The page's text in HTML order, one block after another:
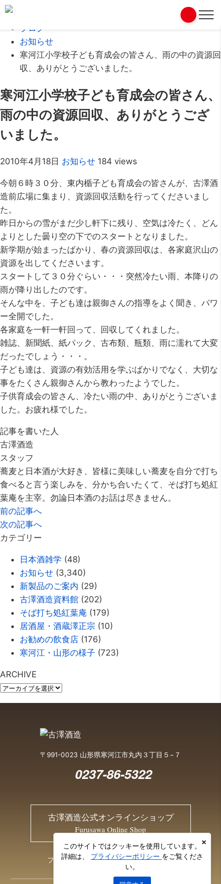
ブログ
お知らせ
寒河江小学校子ども育成会の皆さん、雨の中の資源回
収、ありがとうございました。
寒河江小学校子ども育成会の皆さん、
雨の中の資源回収、ありがとうござ
いました。
2010年4月18日 お知らせ 184 views
今朝６時３０分、東内楯子ども育成会の皆さんが、古澤酒
造前広場に集まり、資源回収活動を行ってくださいまし
た。
昨日からの雪がまだ少し軒下に残り、空気は冷たく、どん
よりとした曇り空の下でのスタートとなりました。
新学期が始まったばかり、春の資源回収は、各家庭沢山の
資源を出してくださいます。
スタートして３０分ぐらい・・・突然冷たい雨、本降りの
雨が降り出したのです。
そんな中を、子ども達は親御さんの指導をよく聞き、パワ
ー全開でした。
各家庭を一軒一軒回って、回収してくれました。
雑誌、新聞紙、紙パック、古布類、瓶類、雨に濡れて大変
だったでしょう・・・。
子ども達は、資源の有効活用を学ぶばかりでなく、大切な
事をたくさん親御さんから教わったようでした。
子供育成会の皆さん、冷たい雨の中、ありがとうございま
した。お疲れ様でした。
記事を書いた人
古澤酒造
スタッフ
蕎麦と日本酒が大好き、皆様に美味しい蕎麦を自分で打ち
食べると言う楽しみを、分かち合いたくて、そば打ち処紅
葉庵を主宰。勿論日本酒のお話は尽きません。
前の記事へ
次の記事へ
カテゴリー
日本酒雑学 (48)
お知らせ (3,340)
新製品のご案内 (29)
古澤酒造資料館 (202)
そば打ち処紅葉庵 (179)
居酒屋・酒蔵澤正宗 (10)
お勧めの飲食店 (176)
寒河江・山形の様子 (723)
ARCHIVE
〒991-0023 山形県寒河江市丸内３丁目５−７
0237-86-5322
古澤酒造公式オンラインショップ
Furusawa Online Shop
プライバシーポリシー お問い合わせ
このサイトではクッキーを使用しています。
詳細は、 プライバシーポリシー をご覧くださ
い。
×